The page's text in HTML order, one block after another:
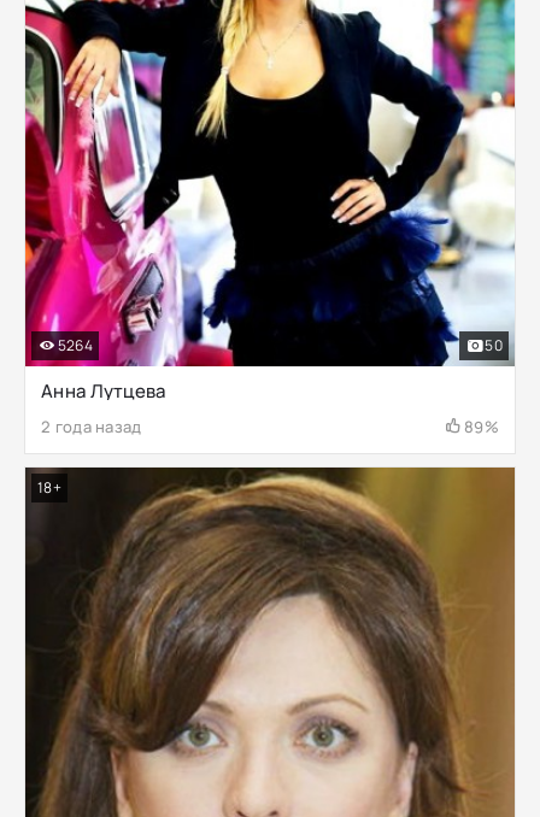
Анна Лутцева
2 года назад 89%
5264 50
18+